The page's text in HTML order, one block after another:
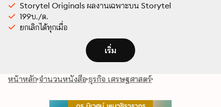
Storytel Originals ผลงานเฉพาะบน Storytel
199บ./ด.
ยกเลิกได้ทุกเมื่อ
เริ่ม
หน้าหลัก จำนวนหนังสือ ธุรกิจ เศรษฐศาสตร์